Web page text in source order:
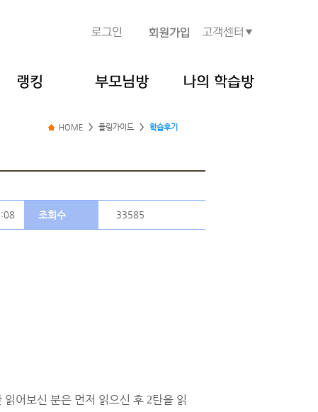
HOME > 플링가이드 > 학습후기
조회수 33585
읽어보신 분은 먼저 읽으신 후 2탄을 읽